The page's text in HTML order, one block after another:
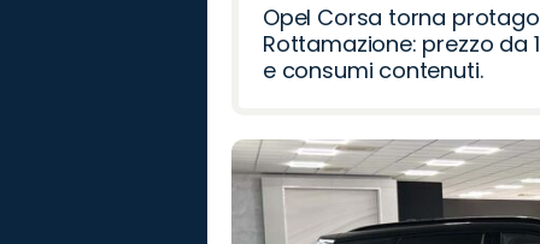
Opel Corsa torna
Rottamazione: prezzo da
e consumi contenuti.